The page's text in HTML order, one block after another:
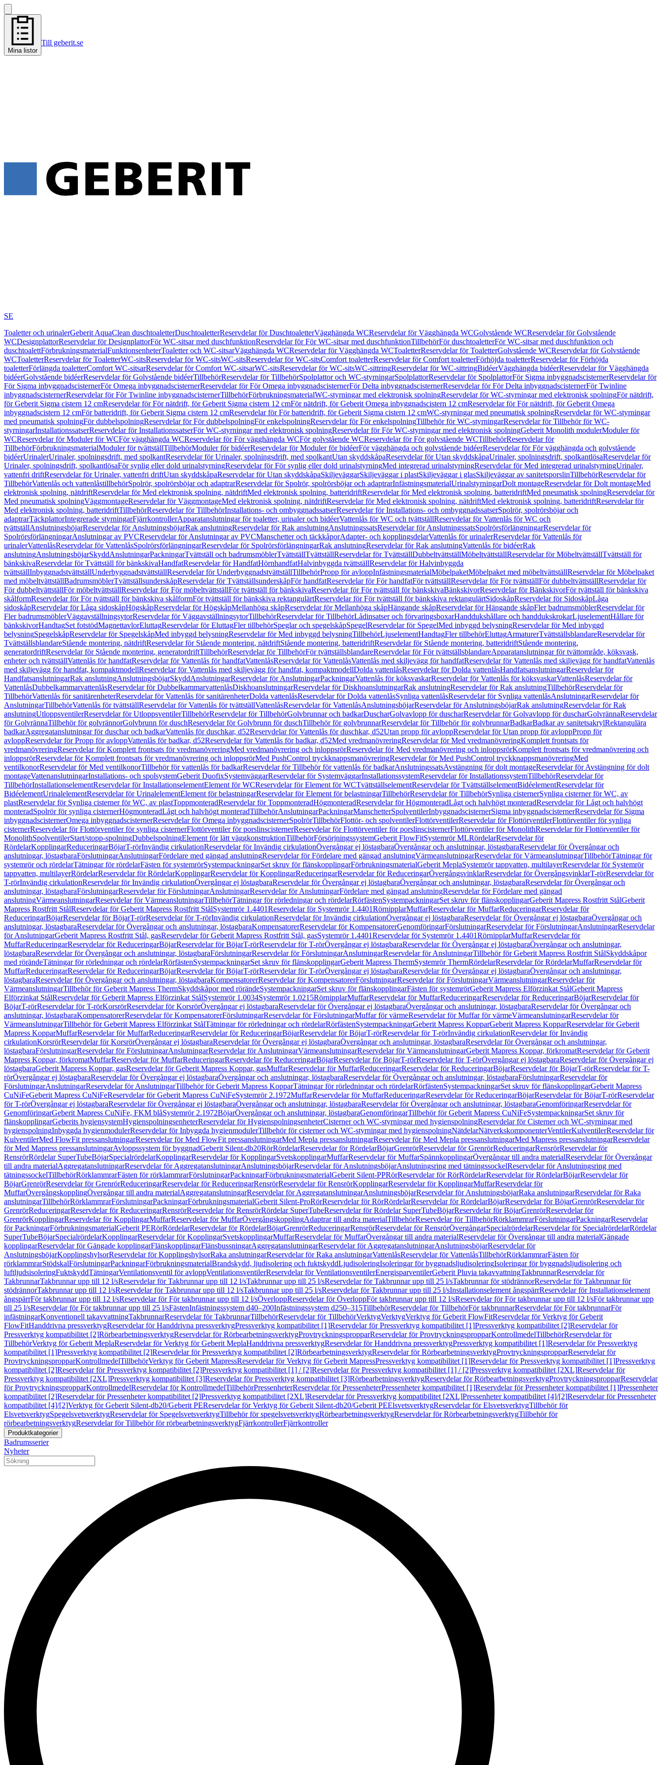
Mina listor
Till geberit.se
SE
Toaletter och urinalerGeberit AquaClean duschtoaletterDuschtoaletterReservdelar för DuschtoaletterVägghängda WCReservdelar för Vägghängda WCGolvstående WCReservdelar för Golvstående
WCDesignplattorReservdelar för DesignplattorFör WC-sitsar med duschfunktionReservdelar för För WC-sitsar med duschfunktionTillbehörFör duschtoaletterFör WC-sitsar med duschfunktion och
duschtoalettFörbrukningsmaterialFunktionsenheterToaletter och WC-sitsarVägghängda WCReservdelar för Vägghängda WCToaletterReservdelar för ToaletterGolvstående WCReservdelar för Golvstående
WCToaletterReservdelar för ToaletterWC-sitsReservdelar för WC-sitsWC-sitsReservdelar för WC-sitsComfort toaletterReservdelar för Comfort toaletterFörhöjda toaletterReservdelar för Förhöjda
toaletterFörlängda toaletterComfort WC-sitsarReservdelar för Comfort WC-sitsarWC-sitsReservdelar för WC-sitsWC-sittringReservdelar för WC-sittringBidéerVägghängda bidéerReservdelar för Vägghängda
bidéerGolvstående bidéerReservdelar för Golvstående bidéerTillbehörReservdelar för TillbehörSpolplattor och WC-styrningarSpolplattorReservdelar för SpolplattorFör Sigma inbyggnadscisternerReservdelar för
För Sigma inbyggnadscisternerFör Omega inbyggnadscisternerReservdelar för För Omega inbyggnadscisternerFör Delta inbyggnadscisternerReservdelar för För Delta inbyggnadscisternerFör Twinline
inbyggnadscisternerReservdelar för För Twinline inbyggnadscisternerTillbehörFörbrukningsmaterialWC-styrningar med elektronisk spolningReservdelar för WC-styrningar med elektronisk spolningFör nätdrift,
för Geberit Sigma cistern 12 cmReservdelar för För nätdrift, för Geberit Sigma cistern 12 cmFör nätdrift, för Geberit Omega inbyggnadscistern 12 cmReservdelar för För nätdrift, för Geberit Omega
inbyggnadscistern 12 cmFör batteridrift, för Geberit Sigma cistern 12 cmReservdelar för För batteridrift, för Geberit Sigma cistern 12 cmWC-styrningar med pneumatisk spolningReservdelar för WC-styrningar
med pneumatisk spolningFör dubbelspolningReservdelar för För dubbelspolningFör enkelspolningReservdelar för För enkelspolningTillbehör för WC-styrningarReservdelar för Tillbehör för WC-
styrningarInstallationssatserReservdelar för InstallationssatserFör WC-styrningar med elektronisk spolningReservdelar för För WC-styrningar med elektronisk spolningGeberit Monolith modulerModuler för
WCReservdelar för Moduler för WCFör vägghängda WCReservdelar för För vägghängda WCFör golvstående WCReservdelar för För golvstående WCTillbehörReservdelar för
TillbehörFörbrukningsmaterialModuler för tvättställTillbehörModuler för bidéerReservdelar för Moduler för bidéerFör vägghängda och golvstående bidéerReservdelar för För vägghängda och golvstående
bidéerUrinalerUrinaler, spolningsdrift, med spolkantReservdelar för Urinaler, spolningsdrift, med spolkantUtan skyddskåpaReservdelar för Utan skyddskåpaUrinaler, spolningsdrift, spolkantlösaReservdelar för
Urinaler, spolningsdrift, spolkantlösaFör synlig eller dold urinalstyrningReservdelar för För synlig eller dold urinalstyrningMed integrerad urinalstyrningReservdelar för Med integrerad urinalstyrningUrinaler,
vattenfri driftReservdelar för Urinaler, vattenfri driftUtan skyddskåpaReservdelar för Utan skyddskåpaSkiljeväggarSkiljeväggar i plastSkiljeväggar i glasSkiljeväggar av sanitetsporslinTillbehörReservdelar för
TillbehörVattenlås och vattenlåstillbehörSpolrör, spolrörsböjar och adaptrarReservdelar för Spolrör, spolrörsböjar och adaptrarInfästningsmaterialUrinalstyrningarDolt montageReservdelar för Dolt montageMed
elektronisk spolning, nätdriftReservdelar för Med elektronisk spolning, nätdriftMed elektronisk spolning, batteridriftReservdelar för Med elektronisk spolning, batteridriftMed pneumatisk spolningReservdelar för
Med pneumatisk spolningVäggmontageReservdelar för VäggmontageMed elektronisk spolning, nätdriftReservdelar för Med elektronisk spolning, nätdriftMed elektronisk spolning, batteridriftReservdelar för
Med elektronisk spolning, batteridriftTillbehörReservdelar för TillbehörInstallations- och ombyggnadssatserReservdelar för Installations- och ombyggnadssatserSpolrör, spolrörsböjar och
adaptrarTäckplattorIntegrerade styrningarFjärrkontrollerApparatanslutningar för toaletter, urinaler och bidéerVattenlås för WC och tvättställReservdelar för Vattenlås för WC och
tvättställAnslutningsböjarReservdelar för AnslutningsböjarRak anslutningReservdelar för Rak anslutningAnslutningssatsReservdelar för AnslutningssatsSpolrörsförlängningarReservdelar för
SpolrörsförlängningarAnslutningar av PVCReservdelar för Anslutningar av PVCManschetter och täckkåporAdapter- och kopplingsdelarVattenlås för urinalerReservdelar för Vattenlås för
urinalerVattenlåsReservdelar för VattenlåsSpolrörsförlängningarReservdelar för SpolrörsförlängningarRak anslutningReservdelar för Rak anslutningVattenlås för bidéerRak
anslutningAnslutningsböjarSkyddAnslutningarPackningarTvättställ och badrumsmöblerTvättställTvättställReservdelar för TvättställDubbeltvättställMöbeltvättställReservdelar för MöbeltvättställTvättställ för
bänkskivaReservdelar för Tvättställ för bänkskivaHandfatReservdelar för HandfatHörnhandfatHalvinbyggda tvättställReservdelar för Halvinbyggda
tvättställInbyggnadstvättställUnderbyggnadstvättställReservdelar för UnderbyggnadstvättställTillbehörPropp för avloppInfästningsmaterialMöbelpaketMöbelpaket med möbeltvättställReservdelar för Möbelpaket
med möbeltvättställBadrumsmöblerTvättställsunderskåpReservdelar för TvättställsunderskåpFör handfatReservdelar för För handfatFör tvättställReservdelar för För tvättställFör dubbeltvättställReservdelar för
För dubbeltvättställFör möbeltvättställReservdelar för För möbeltvättställFör tvättställ för bänkskivaReservdelar för För tvättställ för bänkskivaBänkskivorReservdelar för BänkskivorFör tvättställ för bänkskiva
skålformReservdelar för För tvättställ för bänkskiva skålformFör tvättställ för bänkskiva rektangulärtReservdelar för För tvättställ för bänkskiva rektangulärtSidoskåpReservdelar för SidoskåpLåga
sidoskåpReservdelar för Låga sidoskåpHögskåpReservdelar för HögskåpMellanhöga skåpReservdelar för Mellanhöga skåpHängande skåpReservdelar för Hängande skåpFler badrumsmöblerReservdelar för
Fler badrumsmöblerVäggavställningsytorReservdelar för VäggavställningsytorTillbehörReservdelar för TillbehörLådinsatser och förvaringsboxarHanddukshållare och handdukskrokarLjuselementHållare för
bänkskivorHandtagSet fotstödMagnettavlorEluttagReservdelar för EluttagFler tillbehörSpeglar och spegelskåpSpegelReservdelar för SpegelMed inbyggd belysningReservdelar för Med inbyggd
belysningSpegelskåpReservdelar för SpegelskåpMed inbyggd belysningReservdelar för Med inbyggd belysningTillbehörLjuselementHandtagFler tillbehörEluttagArmaturerTvättställsblandareReservdelar för
TvättställsblandareStående montering, nätdriftReservdelar för Stående montering, nätdriftStående montering, batteridriftReservdelar för Stående montering, batteridriftStående montering,
generatordriftReservdelar för Stående montering, generatordriftTillbehörReservdelar för TillbehörFör tvättställsblandareReservdelar för För tvättställsblandareApparatanslutningar för tvättområde, köksvask,
enheter och tvättställVattenlås för handfatReservdelar för Vattenlås för handfatVattenlåsReservdelar för VattenlåsVattenlås med skiljevägg för handfatReservdelar för Vattenlås med skiljevägg för handfatVattenlås
med skiljevägg för handfat, kompaktmodellReservdelar för Vattenlås med skiljevägg för handfat, kompaktmodellDolda vattenlåsReservdelar för Dolda vattenlåsHandfatsanslutningarReservdelar för
HandfatsanslutningarRak anslutningAnslutningsböjarSkyddAnslutningarReservdelar för AnslutningarPackningarVattenlås för köksvaskarReservdelar för Vattenlås för köksvaskarVattenlåsReservdelar för
VattenlåsDubbelkammarvattenlåsReservdelar för DubbelkammarvattenlåsDiskhoanslutningarReservdelar för DiskhoanslutningarRak anslutningReservdelar för Rak anslutningTillbehörReservdelar för
TillbehörVattenlås för sanitärenheterReservdelar för Vattenlås för sanitärenheterDolda vattenlåsReservdelar för Dolda vattenlåsSynliga vattenlåsReservdelar för Synliga vattenlåsAnslutningarReservdelar för
AnslutningarTillbehörVattenlås för tvättställReservdelar för Vattenlås för tvättställVattenlåsReservdelar för VattenlåsAnslutningsböjarReservdelar för AnslutningsböjarRak anslutningReservdelar för Rak
anslutningUtloppsventilerReservdelar för UtloppsventilerTillbehörReservdelar för TillbehörGolvbrunnar och badkarDuscharGolvavlopp för duscharReservdelar för Golvavlopp för duscharGolvrännaReservdelar
för GolvrännaTillbehör för golvrännorGolvbrunn för duschReservdelar för Golvbrunn för duschTillbehör för golvbrunnarReservdelar för Tillbehör för golvbrunnarBadkarBadkar av sanitetsakrylRektangulära
badkarAggregatanslutningar för duschar och badkarVattenlås för duschkar, d52Reservdelar för Vattenlås för duschkar, d52Utan propp för avloppReservdelar för Utan propp för avloppPropp för
avloppReservdelar för Propp för avloppVattenlås för badkar, d52Reservdelar för Vattenlås för badkar, d52Med vredmanövreringReservdelar för Med vredmanövreringKomplett frontsats för
vredmanövreringReservdelar för Komplett frontsats för vredmanövreringMed vredmanövrering och inloppsrörReservdelar för Med vredmanövrering och inloppsrörKomplett frontsats för vredmanövrering och
inloppsrörReservdelar för Komplett frontsats för vredmanövrering och inloppsrörMed PushControl tryckknappsmanövreringReservdelar för Med PushControl tryckknappsmanövreringMed
ventilkonorReservdelar för Med ventilkonorTillbehör för vattenlås för badkarReservdelar för Tillbehör för vattenlås för badkarAnslutningssatsAvstängning för dolt montageReservdelar för Avstängning för dolt
montageVattenanslutningarInstallations- och spolsystemGeberit DuofixSystemväggarReservdelar för SystemväggarInstallationssystemReservdelar för InstallationssystemTillbehörReservdelar för
TillbehörInstallationselementReservdelar för InstallationselementElement för WCReservdelar för Element för WCTvättställselementReservdelar för TvättställselementBidéelementReservdelar för
BidéelementUrinalelementReservdelar för UrinalelementElement för belastningarReservdelar för Element för belastningarTillbehörReservdelar för TillbehörSynliga cisternerSynliga cisterner för WC, av
plastReservdelar för Synliga cisterner för WC, av plastToppmonteradReservdelar för ToppmonteradHögmonteradReservdelar för HögmonteradLågt och halvhögt monteradReservdelar för Lågt och halvhögt
monteradSpolrör för synliga cisternerHögmonteradLågt och halvhögt monteradTillbehörAnslutningarPackningarManschetterSpolventilerInbyggnadscisternerSigma inbyggnadscisternerReservdelar för Sigma
inbyggnadscisternerOmega inbyggnadscisternerReservdelar för Omega inbyggnadscisternerSpolrörTillbehörFlottör- och spolventilerFlottörventilerReservdelar för FlottörventilerFlottörventiler för synliga
cisternerReservdelar för Flottörventiler för synliga cisternerFlottörventiler för porslinscisternerReservdelar för Flottörventiler för porslinscisternerFlottörventiler för MonolithReservdelar för Flottörventiler för
MonolithSpolventilerStart/stopp-spolningDubbelspolningElement för lätt väggkonstruktionTillbehörFörsörjningssystemGeberit FlowFitSystemrör MLRördelarReservdelar för
RördelarKopplingarReduceringarBöjarT-rörInvändig cirkulationReservdelar för Invändig cirkulationÖvergångar ej löstagbaraÖvergångar och anslutningar, löstagbaraReservdelar för Övergångar och
anslutningar, löstagbaraFörslutningarAnslutningarFördelare med gängad anslutningReservdelar för Fördelare med gängad anslutningVärmeanslutningarReservdelar för VärmeanslutningarTillbehörTätningar för
systemrör och rördelarTätningar för rördelarFästen för systemrörSystempackningarSet skruv för flänskopplingarFörbrukningsmaterialGeberit MeplaSystemrör tappvatten, multilayerReservdelar för Systemrör
tappvatten, multilayerRördelarReservdelar för RördelarKopplingarReservdelar för KopplingarReduceringarReservdelar för ReduceringarÖvergångsvinklarReservdelar för ÖvergångsvinklarT-rörReservdelar för
T-rörInvändig cirkulationReservdelar för Invändig cirkulationÖvergångar ej löstagbaraReservdelar för Övergångar ej löstagbaraÖvergångar och anslutningar, löstagbaraReservdelar för Övergångar och
anslutningar, löstagbaraFörslutningarReservdelar för FörslutningarAnslutningarReservdelar för AnslutningarFördelare med gängad anslutningReservdelar för Fördelare med gängad
anslutningVärmeanslutningarReservdelar för VärmeanslutningarTillbehörTätningar för rörledningar och rördelarRörfästenSystempackningarSet skruv för flänskopplingarGeberit Mapress Rostfritt StålGeberit
Mapress Rostfritt StålReservdelar för Geberit Mapress Rostfritt StålSystemrör 1.4401Reservdelar för Systemrör 1.4401RörnipplarMuffarReservdelar för MuffarReduceringarReservdelar för
ReduceringarBöjarReservdelar för BöjarT-rörReservdelar för T-rörInvändig cirkulationReservdelar för Invändig cirkulationÖvergångar ej löstagbaraReservdelar för Övergångar ej löstagbaraÖvergångar och
anslutningar, löstagbaraReservdelar för Övergångar och anslutningar, löstagbaraKompensatorerReservdelar för KompensatorerGenomföringarFörslutningarReservdelar för FörslutningarAnslutningarReservdelar
för AnslutningarGeberit Mapress Rostfritt Stål, gasReservdelar för Geberit Mapress Rostfritt Stål, gasSystemrör 1.4401Reservdelar för Systemrör 1.4401RörnipplarMuffarReservdelar för
MuffarReduceringarReservdelar för ReduceringarBöjarReservdelar för BöjarT-rörReservdelar för T-rörÖvergångar ej löstagbaraReservdelar för Övergångar ej löstagbaraÖvergångar och anslutningar,
löstagbaraReservdelar för Övergångar och anslutningar, löstagbaraFörslutningarReservdelar för FörslutningarAnslutningarReservdelar för AnslutningarTillbehör för Geberit Mapress Rostfritt StålSkyddskåpor
med rörändeTätningar för rörledningar och rördelarRörfästenSystempackningarSet skruv för flänskopplingarGeberit Mapress ThermSystemrör ThermRördelarReservdelar för RördelarMuffarReservdelar för
MuffarReduceringarReservdelar för ReduceringarBöjarReservdelar för BöjarT-rörReservdelar för T-rörÖvergångar ej löstagbaraReservdelar för Övergångar ej löstagbaraÖvergångar och anslutningar,
löstagbaraReservdelar för Övergångar och anslutningar, löstagbaraKompensatorerReservdelar för KompensatorerFörslutningarReservdelar för FörslutningarVärmeanslutningarReservdelar för
VärmeanslutningarTillbehör för Geberit Mapress ThermSkyddskåpor med rörändeSystempackningarSet skruv för flänskopplingarFästen för systemrörGeberit Mapress Elförzinkat StålGeberit Mapress
Elförzinkat StålReservdelar för Geberit Mapress Elförzinkat StålSystemrör 1.0034Systemrör 1.0215RörnipplarMuffarReservdelar för MuffarReduceringarReservdelar för ReduceringarBöjarReservdelar för
BöjarT-rörReservdelar för T-rörKorsrörReservdelar för KorsrörÖvergångar ej löstagbaraReservdelar för Övergångar ej löstagbaraÖvergångar och anslutningar, löstagbaraReservdelar för Övergångar och
anslutningar, löstagbaraKompensatorerReservdelar för KompensatorerFörslutningarReservdelar för FörslutningarMuffar för värmeReservdelar för Muffar för värmeVärmeanslutningarReservdelar för
VärmeanslutningarTillbehör för Geberit Mapress Elförzinkat StålTätningar för rörledningar och rördelarRörfästenSystempackningarGeberit Mapress KopparGeberit Mapress KopparReservdelar för Geberit
Mapress KopparMuffarReservdelar för MuffarReduceringarReservdelar för ReduceringarBöjarReservdelar för BöjarT-rörReservdelar för T-rörInvändig cirkulationReservdelar för Invändig
cirkulationKorsrörReservdelar för KorsrörÖvergångar ej löstagbaraReservdelar för Övergångar ej löstagbaraÖvergångar och anslutningar, löstagbaraReservdelar för Övergångar och anslutningar,
löstagbaraFörslutningarReservdelar för FörslutningarAnslutningarReservdelar för AnslutningarVärmeanslutningarReservdelar för VärmeanslutningarGeberit Mapress Koppar, förkromatReservdelar för Geberit
Mapress Koppar, förkromatMuffarReservdelar för MuffarReduceringarReservdelar för ReduceringarBöjarReservdelar för BöjarT-rörReservdelar för T-rörÖvergångar ej löstagbaraReservdelar för Övergångar ej
löstagbaraGeberit Mapress Koppar, gasReservdelar för Geberit Mapress Koppar, gasMuffarReservdelar för MuffarReduceringarReservdelar för ReduceringarBöjarReservdelar för BöjarT-rörReservdelar för T-
rörÖvergångar ej löstagbaraReservdelar för Övergångar ej löstagbaraÖvergångar och anslutningar, löstagbaraReservdelar för Övergångar och anslutningar, löstagbaraFörslutningarReservdelar för
FörslutningarAnslutningarReservdelar för AnslutningarTillbehör för Geberit Mapress KopparTätningar för rörledningar och rördelarRörfästenSystempackningarSet skruv för flänskopplingarGeberit Mapress
CuNiFeGeberit Mapress CuNiFeReservdelar för Geberit Mapress CuNiFeSystemrör 2.1972MuffarReservdelar för MuffarReduceringarReservdelar för ReduceringarBöjarReservdelar för BöjarT-rörReservdelar
för T-rörÖvergångar ej löstagbaraReservdelar för Övergångar ej löstagbaraÖvergångar och anslutningar, löstagbaraReservdelar för Övergångar och anslutningar, löstagbaraGenomföringarReservdelar för
GenomföringarGeberit Mapress CuNiFe, FKM blåSystemrör 2.1972BöjarÖvergångar och anslutningar, löstagbaraGenomföringarTillbehör för Geberit Mapress CuNiFeSystempackningarSet skruv för
flänskopplingarGeberits hygiensystemHygienspolningsenheterReservdelar för HygienspolningsenheterCisterner och WC-styrningar med hygienspolningReservdelar för Cisterner och WC-styrningar med
hygienspolningInbyggda hygienmodulerReservdelar för Inbyggda hygienmodulerTillbehör för cisterner och WC-styrningar med hygienspolningNätdelarNätverkskomponenterVentilerKulventilerReservdelar för
KulventilerMed FlowFit pressanslutningarReservdelar för Med FlowFit pressanslutningarMed Mepla pressanslutningarReservdelar för Med Mepla pressanslutningarMed Mapress pressanslutningarReservdelar
för Med Mapress pressanslutningarAvloppssystem för byggnadGeberit Silent-db20RörRördelarReservdelar för RördelarBöjarGrenrörReservdelar för GrenrörReduceringarRensrörReservdelar för
RensrörRördelar SuperTubeBöjarSpecialrördelarKopplingarReservdelar för KopplingarSvetskopplingarMuffarReservdelar för MuffarSpännkopplingarÖvergångar till andra materialReservdelar för Övergångar
till andra materialAggregatanslutningarReservdelar för AggregatanslutningarAnslutningsböjarReservdelar för AnslutningsböjarAnslutningsring med tätningssockelReservdelar för Anslutningsring med
tätningssockelTillbehörRörklammrarFästen för rörklammrarFörslutningarPackningarFörbrukningsmaterialGeberit Silent-PPRörReservdelar för RörRördelarReservdelar för RördelarBöjarReservdelar för
BöjarGrenrörReservdelar för GrenrörReduceringarReservdelar för ReduceringarRensrörReservdelar för RensrörKopplingarReservdelar för KopplingarMuffarReservdelar för
MuffarÖvergångskopplingÖvergångar till andra materialAggregatanslutningarReservdelar för AggregatanslutningarAnslutningsböjarReservdelar för AnslutningsböjarRaka anslutningarReservdelar för Raka
anslutningarTillbehörRörklammrarFörslutningarPackningarFörbrukningsmaterialGeberit Silent-ProRörReservdelar för RörRördelarReservdelar för RördelarBöjarReservdelar för BöjarGrenrörReservdelar för
GrenrörReduceringarReservdelar för ReduceringarRensrörReservdelar för RensrörRördelar SuperTubeReservdelar för Rördelar SuperTubeBöjarReservdelar för BöjarGrenrörReservdelar för
GrenrörKopplingarReservdelar för KopplingarMuffarReservdelar för MuffarÖvergångskopplingAdaptrar till andra materialTillbehörReservdelar för TillbehörRörklammrarFörslutningarPackningarReservdelar
för PackningarFörbrukningsmaterialGeberit PERörRördelarReservdelar för RördelarBöjarGrenrörReduceringarRensrörReservdelar för RensrörÖvergångarSpecialrördelarReservdelar för SpecialrördelarRördelar
SuperTubeBöjarSpecialrördelarKopplingarReservdelar för KopplingarSvetskopplingarMuffarReservdelar för MuffarÖvergångar till andra materialReservdelar för Övergångar till andra materialGängade
kopplingarReservdelar för Gängade kopplingarFlänskopplingarFlänsbussningarAggregatanslutningarReservdelar för AggregatanslutningarAnslutningsböjarReservdelar för
AnslutningsböjarKopplingshylsorReservdelar för KopplingshylsorRaka anslutningarReservdelar för Raka anslutningarVattenlåsReservdelar för VattenlåsTillbehörRörklammrarFästen för
rörklammrarStödskalFörslutningarPackningarFörbrukningsmaterialBrandskydd, ljudisolering och fuktskyddLjudisoleringIsoleringar för byggnadsljudisoleringIsoleringar för byggnadsljudisolering och
luftljudsisoleringFuktskyddTätningarVentilationsventil för avloppVentilationsventilerReservdelar för VentilationsventilerEnergisparventilerGeberit Pluvia takavvattningTakbrunnarReservdelar för
TakbrunnarTakbrunnar upp till 12 l/sReservdelar för Takbrunnar upp till 12 l/sTakbrunnar upp till 25 l/sReservdelar för Takbrunnar upp till 25 l/sTakbrunnar för stödrännorReservdelar för Takbrunnar för
stödrännorTakbrunnar upp till 12 l/sReservdelar för Takbrunnar upp till 12 l/sTakbrunnar upp till 25 l/sReservdelar för Takbrunnar upp till 25 l/sInstallationselement ångspärrReservdelar för Installationselement
ångspärrFör takbrunnar upp till 12 l/sReservdelar för För takbrunnar upp till 12 l/sÖverloppReservdelar för ÖverloppFör takbrunnar upp till 12 l/sReservdelar för För takbrunnar upp till 12 l/sFör takbrunnar upp
till 25 l/sReservdelar för För takbrunnar upp till 25 l/sFästenInfästningssystem d40–200Infästningssystem d250–315TillbehörReservdelar för TillbehörFör takbrunnarReservdelar för För takbrunnarFör
infästningarKonventionell takavvattningTakbrunnarReservdelar för TakbrunnarTillbehörReservdelar för TillbehörVerktygVerktygVerktyg för Geberit FlowFitReservdelar för Verktyg för Geberit
FlowFitHanddrivna pressverktygReservdelar för Handdrivna pressverktygPressverktyg kompatibilitet [1]Reservdelar för Pressverktyg kompatibilitet [1]Pressverktyg kompatibilitet [2]Reservdelar för
Pressverktyg kompatibilitet [2]RörbearbetningsverktygReservdelar för RörbearbetningsverktygProvtryckningspropparReservdelar för ProvtryckningspropparKontrollmedelTillbehörReservdelar för
TillbehörVerktyg för Geberit MeplaReservdelar för Verktyg för Geberit MeplaHanddrivna pressverktygReservdelar för Handdrivna pressverktygPressverktyg kompatibilitet [1]Reservdelar för Pressverktyg
kompatibilitet [1]Pressverktyg kompatibilitet [2]Reservdelar för Pressverktyg kompatibilitet [2]RörbearbetningsverktygReservdelar för RörbearbetningsverktygProvtryckningspropparReservdelar för
ProvtryckningspropparKontrollmedelTillbehörVerktyg för Geberit MapressReservdelar för Verktyg för Geberit MapressPressverktyg kompatibilitet [1]Reservdelar för Pressverktyg kompatibilitet [1]Pressverktyg
kompatibilitet [2]Reservdelar för Pressverktyg kompatibilitet [2]Pressverktyg kompatibilitet [1] / [2]Reservdelar för Pressverktyg kompatibilitet [1] / [2]Pressverktyg kompatibilitet [2XL]Reservdelar för
Pressverktyg kompatibilitet [2XL]Pressverktyg kompatibilitet [3]Reservdelar för Pressverktyg kompatibilitet [3]RörbearbetningsverktygReservdelar för RörbearbetningsverktygProvtryckningspropparReservdelar
för ProvtryckningspropparKontrollmedelReservdelar för KontrollmedelTillbehörPressenheterReservdelar för PressenheterPressenheter kompatibilitet [1]Reservdelar för Pressenheter kompatibilitet [1]Pressenheter
kompatibilitet [2]Reservdelar för Pressenheter kompatibilitet [2]Pressverktyg kompatibilitet [2XL]Reservdelar för Pressverktyg kompatibilitet [2XL]Pressenheter kompatibilitet [4]/[2]Reservdelar för Pressenheter
kompatibilitet [4]/[2]Verktyg för Geberit Silent-db20/Geberit PEReservdelar för Verktyg för Geberit Silent-db20/Geberit PEElsvetsverktygReservdelar för ElsvetsverktygTillbehör för
ElsvetsverktygSpegelsvetsverktygReservdelar för SpegelsvetsverktygTillbehör för spegelsvetsverktygRörbearbetningsverktygReservdelar för RörbearbetningsverktygTillbehör för
rörbearbetningsverktygReservdelar för Tillbehör för rörbearbetningsverktygFjärrkontrollerFjärrkontroller
Produktkategorier
Badrumsserier
Nyheter